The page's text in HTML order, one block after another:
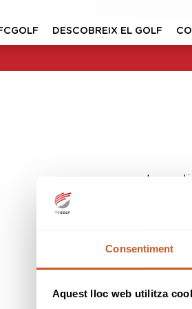
Consentiment
Aquest lloc web utilitza
DESCOBREIX EL GOLF
Lo